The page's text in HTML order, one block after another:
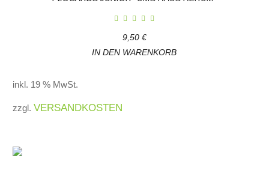
9,50 €
IN DEN WARENKORB
inkl. 19 % MwSt.
zzgl.VERSANDKOSTEN